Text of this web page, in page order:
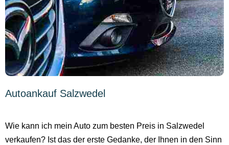
Autoankauf Salzwedel
Wie kann ich mein Auto zum besten Preis in Salzwedel
verkaufen? Ist das der erste Gedanke, der Ihnen in den Sinn